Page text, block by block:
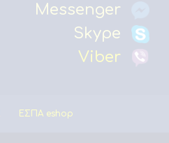
Messenger
Skype
Viber
ΕΣΠΑ eshop